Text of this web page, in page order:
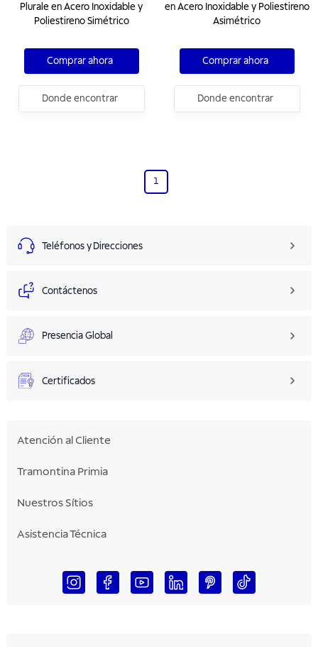
Plurale en Acero Inoxidable y
Poliestireno Simétrico
Comprar ahora
Donde encontrar
en Acero Inoxidable y Poliestireno
Asimétrico
Comprar ahora
Donde encontrar
1
Teléfonos y Direcciones
Contáctenos
Presencia Global
Certificados
Atención al Cliente
Tramontina Primia
Nuestros Sítios
Asistencia Técnica